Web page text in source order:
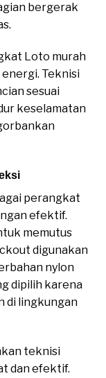
bergerak
Loto murah
Teknisi
sesuai
keselamatan
perangkat
efektif.
memutus
digunakan
nylon
dipilih karena
di lingkungan
teknisi
dan efektif.